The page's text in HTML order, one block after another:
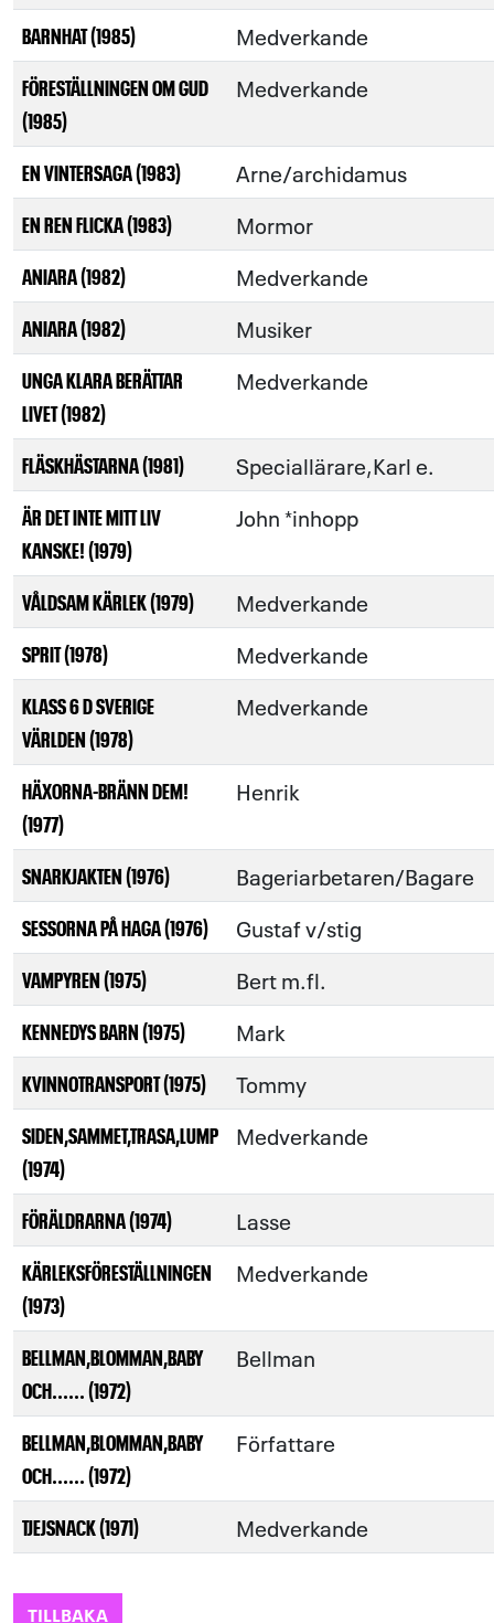
BARNHAT (1985) Medverkande
FÖRESTÄLLNINGEN OM GUD
(1985)
Medverkande
EN VINTERSAGA (1983) Arne/archidamus
EN REN FLICKA (1983) Mormor
ANIARA (1982) Medverkande
ANIARA (1982) Musiker
UNGA KLARA BERÄTTAR
LIVET (1982)
Medverkande
FLÄSKHÄSTARNA (1981) Speciallärare,Karl e.
ÄR DET INTE MITT LIV
KANSKE! (1979)
John *inhopp
VÅLDSAM KÄRLEK (1979) Medverkande
SPRIT (1978) Medverkande
KLASS 6 D SVERIGE
VÄRLDEN (1978)
Medverkande
HÄXORNA-BRÄNN DEM!
(1977)
Henrik
SNARKJAKTEN (1976) Bageriarbetaren/Bagare
SESSORNA PÅ HAGA (1976) Gustaf v/stig
VAMPYREN (1975) Bert m.fl.
KENNEDYS BARN (1975) Mark
KVINNOTRANSPORT (1975) Tommy
SIDEN,SAMMET,TRASA,LUMP
(1974)
Medverkande
FÖRÄLDRARNA (1974) Lasse
KÄRLEKSFÖRESTÄLLNINGEN
(1973)
Medverkande
BELLMAN,BLOMMAN,BABY
OCH...... (1972)
Bellman
BELLMAN,BLOMMAN,BABY
OCH...... (1972)
Författare
TJEJSNACK (1971) Medverkande
TILLBAKA